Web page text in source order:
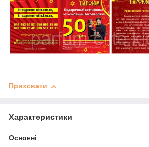
Приховати
Характеристики
Основні